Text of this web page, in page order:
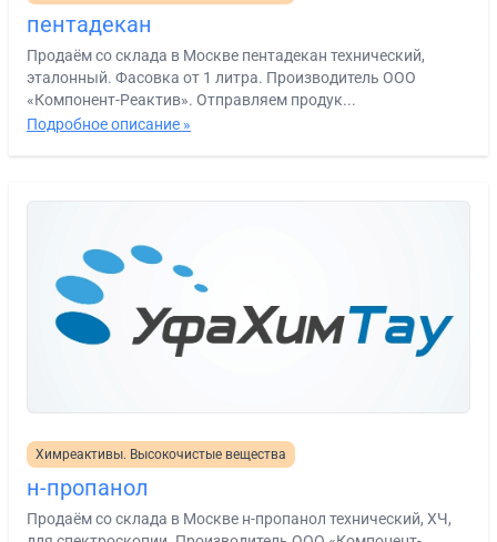
пентадекан
Продаём со склада в Москве пентадекан технический,
эталонный. Фасовка от 1 литра. Производитель ООО
«Компонент-Реактив». Отправляем продук...
Подробное описание »
Химреактивы. Высокочистые вещества
н-пропанол
Продаём со склада в Москве н-пропанол технический, ХЧ,